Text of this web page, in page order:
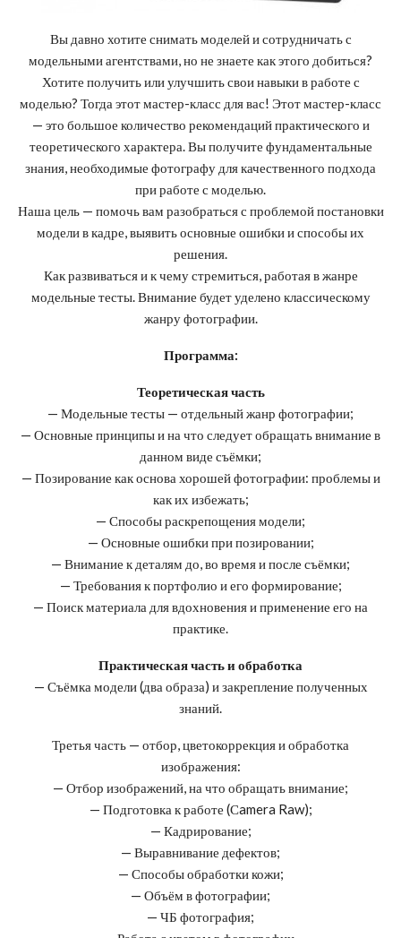
Вы давно хотите снимать моделей и сотрудничать с
модельными агентствами, но не знаете как этого добиться?
Хотите получить или улучшить свои навыки в работе с
моделью? Тогда этот мастер-класс для вас! Этот мастер-класс
— это большое количество рекомендаций практического и
теоретического характера. Вы получите фундаментальные
знания, необходимые фотографу для качественного подхода
при работе с моделью.
Наша цель — помочь вам разобраться с проблемой постановки
модели в кадре, выявить основные ошибки и способы их
решения.
Как развиваться и к чему стремиться, работая в жанре
модельные тесты. Внимание будет уделено классическому
жанру фотографии.
Программа:
Теоретическая часть
— Модельные тесты — отдельный жанр фотографии;
— Основные принципы и на что следует обращать внимание в
данном виде съёмки;
— Позирование как основа хорошей фотографии: проблемы и
как их избежать;
— Способы раскрепощения модели;
— Основные ошибки при позировании;
— Внимание к деталям до, во время и после съёмки;
— Требования к портфолио и его формирование;
— Поиск материала для вдохновения и применение его на
практике.
Практическая часть и обработка
— Съёмка модели (два образа) и закрепление полученных
знаний.
Третья часть — отбор, цветокоррекция и обработка
изображения:
— Отбор изображений, на что обращать внимание;
— Подготовка к работе (Сamera Raw);
— Кадрирование;
— Выравнивание дефектов;
— Способы обработки кожи;
— Объём в фотографии;
— ЧБ фотография;